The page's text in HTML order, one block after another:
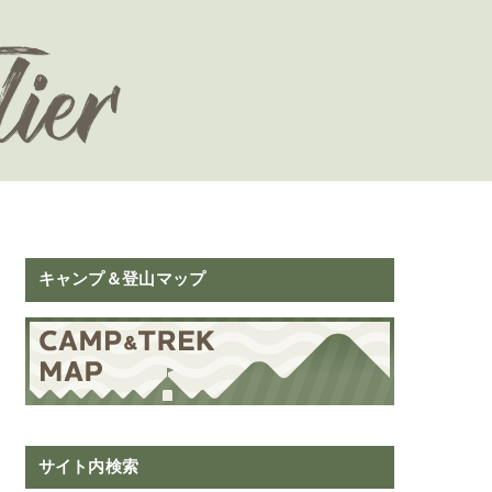
キャンプ＆登山マップ
サイト内検索